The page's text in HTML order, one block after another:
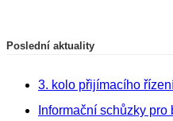
Poslední aktuality
3. kolo přijímacího
Informační schůzky